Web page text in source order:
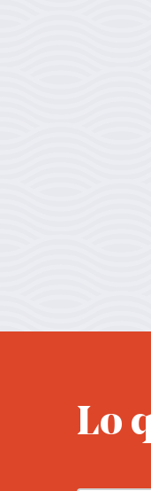
Lo